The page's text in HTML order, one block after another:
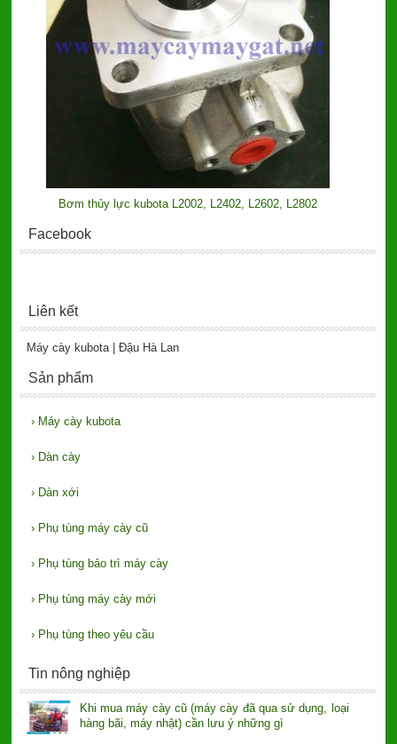
Bơm thủy lực kubota L2002, L2402, L2602, L2802
Facebook
Liên kết
Máy cày kubota | Đậu Hà Lan
Sản phẩm
› Máy cày kubota
› Dàn cày
› Dàn xới
› Phụ tùng máy cày cũ
› Phụ tùng bảo trì máy cày
› Phụ tùng máy cày mới
› Phụ tùng theo yêu cầu
Tin nông nghiệp
Khi mua máy cày cũ (máy cày đã qua sử dụng, loại
hàng bãi, máy nhật) cần lưu ý những gì